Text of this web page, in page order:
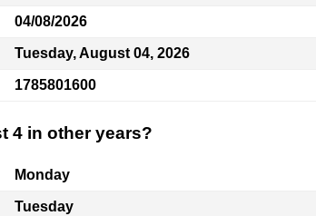
04/08/2026
Tuesday, August 04, 2026
1785801600
4 in other years?
Monday
Tuesday